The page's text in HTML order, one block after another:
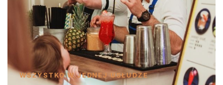
WSZYSTKO W JEDNEJ USŁUDZE